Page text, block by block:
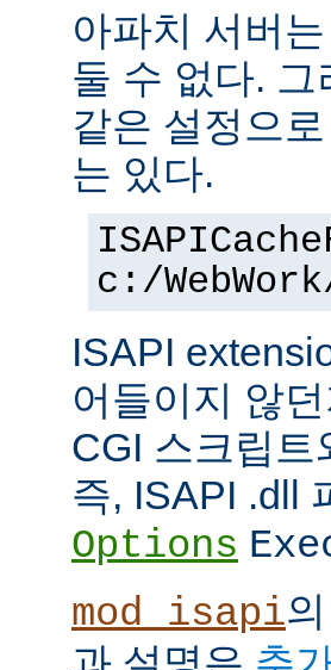
아파치 서버
둘 수 없다.
같은 설정으
는 있다.
c:/
ISAPI
어들이지 않
CGI 스크립트
즉, ISAPI .dll
Options
mod_isapi